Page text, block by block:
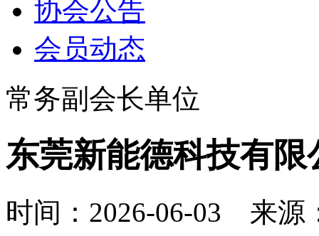
协会公告
会员动态
常务副会长单位
东莞新能德科技有限
时间：2026-06-03 来